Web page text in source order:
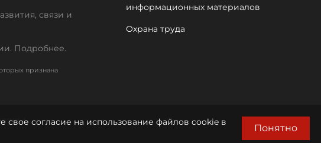
связи и
Подробнее.
признана
↓
информационных материалов
Охрана труда
согласие на использование файлов cookie в
Понятно